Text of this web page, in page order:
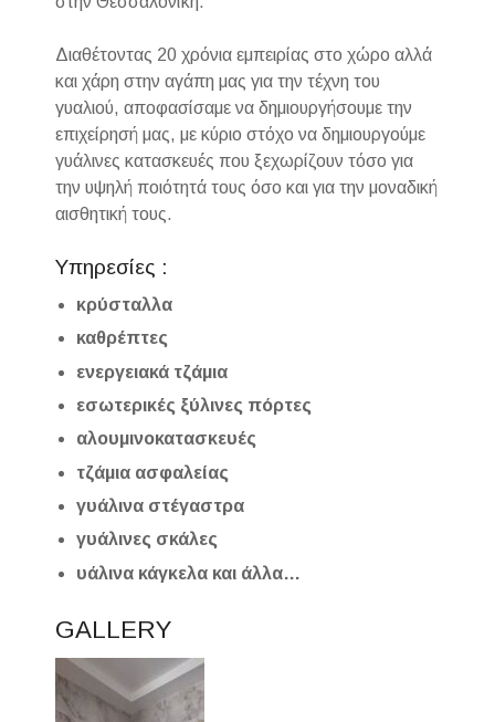
Διαθέτοντας 20 χρόνια εμπειρίας στο χώρο αλλά
και χάρη στην αγάπη μας για την τέχνη του
γυαλιού, αποφασίσαμε να δημιουργήσουμε την
επιχείρησή μας, με κύριο στόχο να δημιουργούμε
γυάλινες κατασκευές που ξεχωρίζουν τόσο για
την υψηλή ποιότητά τους όσο και για την μοναδική
αισθητική τους.
Υπηρεσίες :
κρύσταλλα
καθρέπτες
ενεργειακά τζάμια
εσωτερικές ξύλινες πόρτες
αλουμινοκατασκευές
τζάμια ασφαλείας
γυάλινα στέγαστρα
γυάλινες σκάλες
υάλινα κάγκελα και άλλα…
GALLERY